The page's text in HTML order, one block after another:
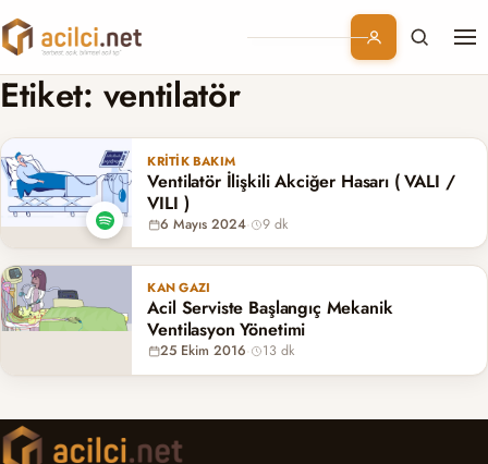
Branşlar
Konular
Kurumsal
Abonelik
Etiket: ventilatör
KRITIK BAKIM
Ventilatör İlişkili Akciğer Hasarı ( VALI /
VILI )
6 Mayıs 2024· 9 dk
KAN GAZI
Acil Serviste Başlangıç Mekanik
Ventilasyon Yönetimi
25 Ekim 2016· 13 dk